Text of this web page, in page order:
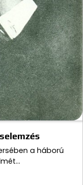
a háború